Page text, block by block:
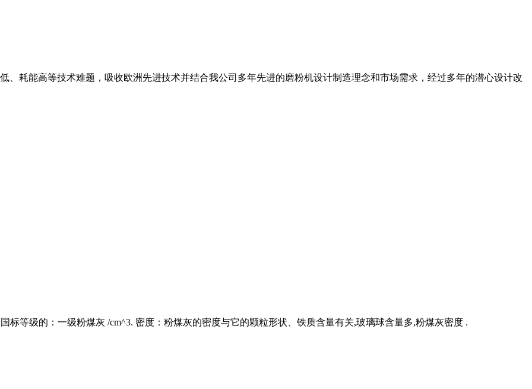
、耗能高等技术难题，吸收欧洲先进技术并结合我公司多年先进的磨粉机设计制造理念和市场需求，经过多年的潜心设计改
标等级的：一级粉煤灰 /cm^3. 密度：粉煤灰的密度与它的颗粒形状、铁质含量有关,玻璃球含量多,粉煤灰密度 .